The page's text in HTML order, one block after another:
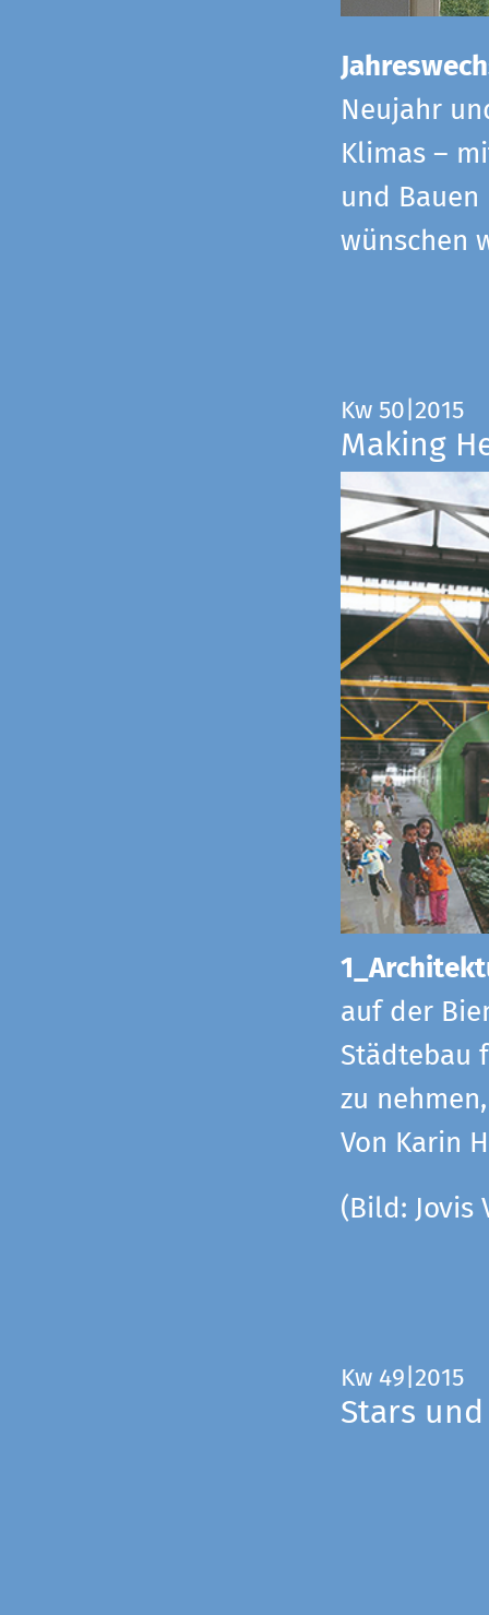
Neujahr
Klimas –
und
wünschen
Kw 50|2015
Making
auf der
Städtebau
zu
Von Karin
(Bild: Jovis
Kw 49|2015
Stars